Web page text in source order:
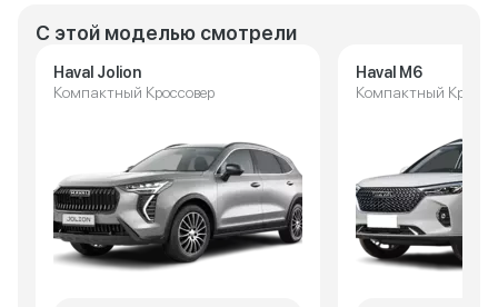
С этой моделью смотрели
Haval Jolion
Компактный Кроссовер
Haval M6
Компактный